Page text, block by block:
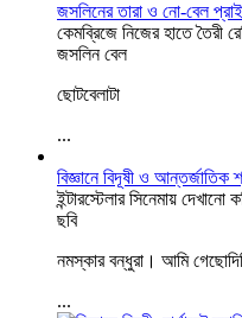
জসলিনের তারা ও নো-বেল
কেমব্রিজে নিজের হাতে তৈরী
জসলিন বেল
ছোটবেলাটা
...
বিজ্ঞানে বিদূষী ও আন্তর্জাতিক
ইন্টারস্টেলার সিনেমায়
ছবি
নমস্কার বন্ধুরা। আমি
...